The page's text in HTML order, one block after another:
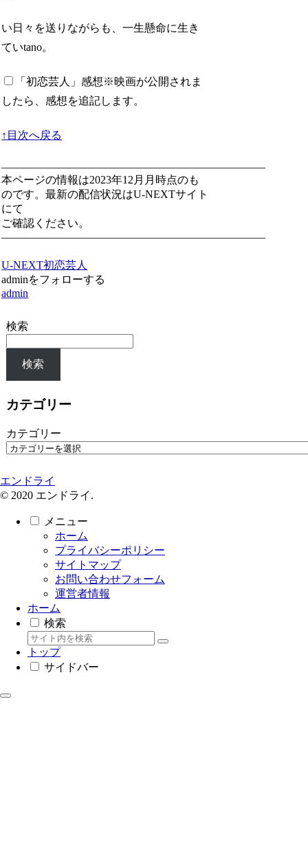
い日々を送りながらも、一生懸命に生き
ていtano。
「初恋芸人」感想※映画が公開されま
したら、感想を追記します。
↑目次へ戻る
————————————————————————
本ページの情報は2023年12月月時点のも
のです。最新の配信状況はU-NEXTサイト
にて
ご確認ください。
————————————————————————
U-NEXT初恋芸人
adminをフォローする
admin
検索
検索
カテゴリー
カテゴリー
エンドライ
© 2020 エンドライ.
メニュー
ホーム
プライバシーポリシー
サイトマップ
お問い合わせフォーム
運営者情報
ホーム
検索
トップ
サイドバー